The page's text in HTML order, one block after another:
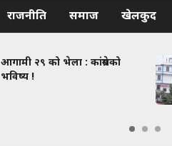
राजनीति समाज खेलकुद
आगामी २९ को भेला : कांग्रेसको
भविष्य !